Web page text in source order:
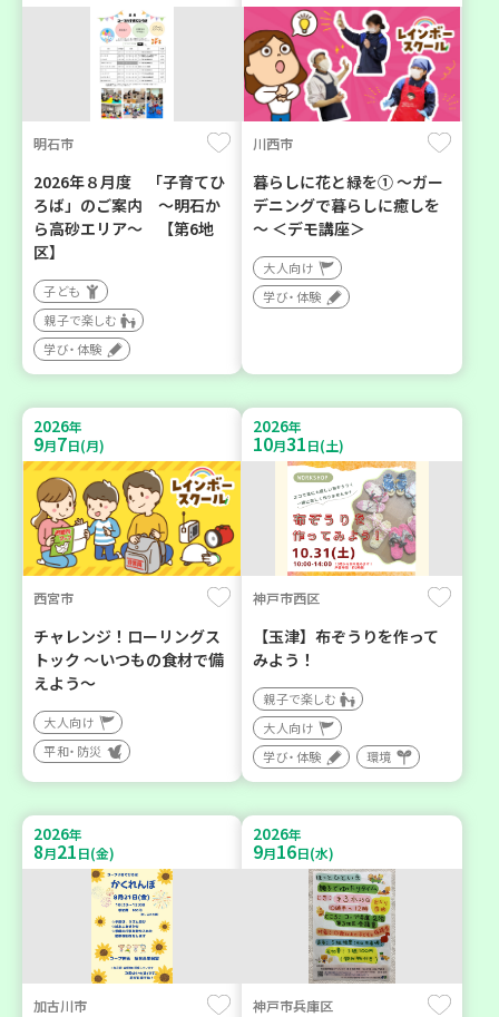
明石市
2026年８月度 「子育てひ
ろば」のご案内 ～明石か
ら高砂エリア～ 【第6地
区】
子ども
親子で楽しむ
学び・体験
川西市
暮らしに花と緑を① ～ガー
デニングで暮らしに癒しを
～ ＜デモ講座＞
大人向け
学び・体験
2026年
9月7日(月)
西宮市
チャレンジ！ローリングス
トック ～いつもの食材で備
えよう～
大人向け
平和・防災
2026年
10月31日(土)
神戸市西区
【玉津】布ぞうりを作って
みよう！
親子で楽しむ
大人向け
学び・体験
環境
2026年
8月21日(金)
加古川市
2026年
9月16日(水)
神戸市兵庫区